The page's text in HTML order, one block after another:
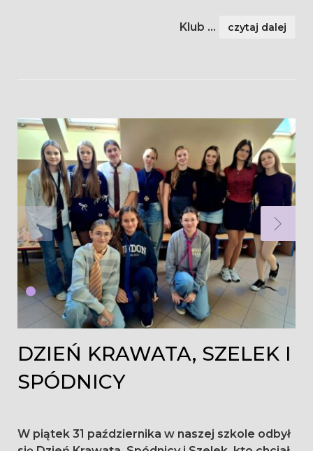
Klub ... czytaj dalej
DZIEŃ KRAWATA, SZELEK I
SPÓDNICY
W piątek 31 października w naszej szkole odbył